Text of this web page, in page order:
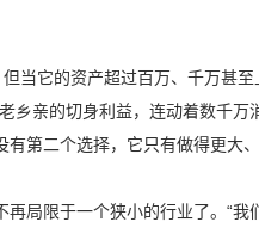
当它的资产超过百万、千万甚至
乡亲的切身利益，连动着数千万
第二个选择，它只有做得更大、
局限于一个狭小的行业了。“我